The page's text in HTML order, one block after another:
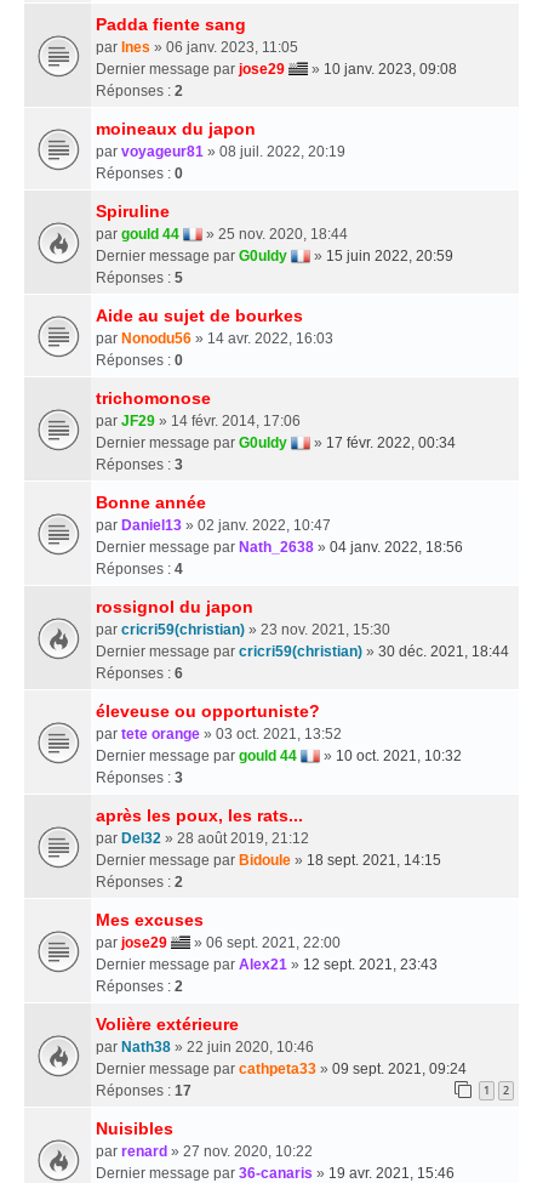
Padda fiente sang
par Ines » 06 janv. 2023, 11:05
Dernier message par jose29 » 10 janv. 2023, 09:08
Réponses : 2
moineaux du japon
par voyageur81 » 08 juil. 2022, 20:19
Réponses : 0
Spiruline
par gould 44
» 25 nov. 2020, 18:44
Dernier message par G0uldy » 15 juin 2022, 20:59
Réponses : 5
Aide au sujet de bourkes
par Nonodu56 » 14 avr. 2022, 16:03
Réponses : 0
trichomonose
par JF29 » 14 févr. 2014, 17:06
Dernier message par G0uldy » 17 févr. 2022, 00:34
Réponses : 3
Bonne année
par Daniel13 » 02 janv. 2022, 10:47
Dernier message par Nath_2638 » 04 janv. 2022, 18:56
Réponses : 4
rossignol du japon
par cricri59(christian) » 23 nov. 2021, 15:30
Dernier message par cricri59(christian) » 30 déc. 2021, 18:44
Réponses : 6
éleveuse ou opportuniste?
par tete orange » 03 oct. 2021, 13:52
Dernier message par gould 44 » 10 oct. 2021, 10:32
Réponses : 3
après les poux, les rats...
par Del32 » 28 août 2019, 21:12
Dernier message par Bidoule » 18 sept. 2021, 14:15
Réponses : 2
Mes excuses
par jose29
» 06 sept. 2021, 22:00
Dernier message par Alex21 » 12 sept. 2021, 23:43
Réponses : 2
Volière extérieure
par Nath38 » 22 juin 2020, 10:46
Dernier message par cathpeta33 » 09 sept. 2021, 09:24
Réponses : 17 1 2
Nuisibles
par renard » 27 nov. 2020, 10:22
Dernier message par 36-canaris » 19 avr. 2021, 15:46